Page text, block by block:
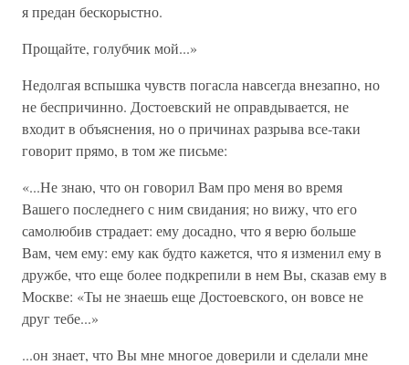
я предан бескорыстно.
Прощайте, голубчик мой...»
Недолгая вспышка чувств погасла навсегда внезапно, но
не беспричинно. Достоевский не оправдывается, не
входит в объяснения, но о причинах разрыва все-таки
говорит прямо, в том же письме:
«...Не знаю, что он говорил Вам про меня во время
Вашего последнего с ним свидания; но вижу, что его
самолюбив страдает: ему досадно, что я верю больше
Вам, чем ему: ему как будто кажется, что я изменил ему в
дружбе, что еще более подкрепили в нем Вы, сказав ему в
Москве: «Ты не знаешь еще Достоевского, он вовсе не
друг тебе...»
...он знает, что Вы мне многое доверили и сделали мне